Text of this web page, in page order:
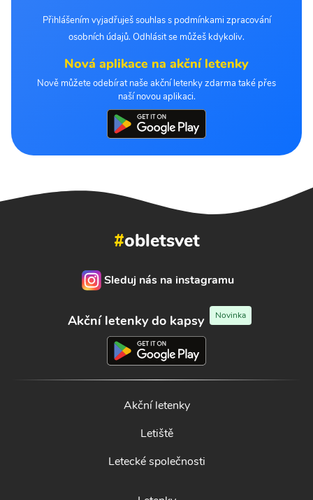
Přihlášením vyjadřuješ souhlas s podmínkami zpracování
osobních údajů. Odhlásit se můžeš kdykoliv.
Nová aplikace na akční letenky
Nově můžete odebírat naše akční letenky zdarma také přes
naší novou aplikaci.
#obletsvet
Sleduj nás na instagramu
Akční letenky do kapsy Novinka
Akční letenky
Letiště
Letecké společnosti